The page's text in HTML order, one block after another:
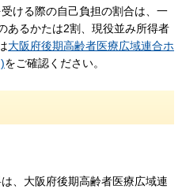
ける際の自己負担の割合は、一
あるかたは2割、現役並み所得者
大阪府後期高齢者医療広域連合ホ
をご確認ください。
、大阪府後期高齢者医療広域連